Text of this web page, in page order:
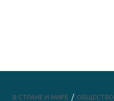
В СТРАНЕ И МИРЕ ОБЩЕСТВО